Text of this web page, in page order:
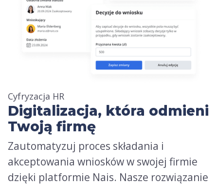
Cyfryzacja HR
Digitalizacja, która odmieni
Twoją firmę
Zautomatyzuj proces składania i
akceptowania wniosków w swojej firmie
dzięki platformie Nais. Nasze rozwiązanie